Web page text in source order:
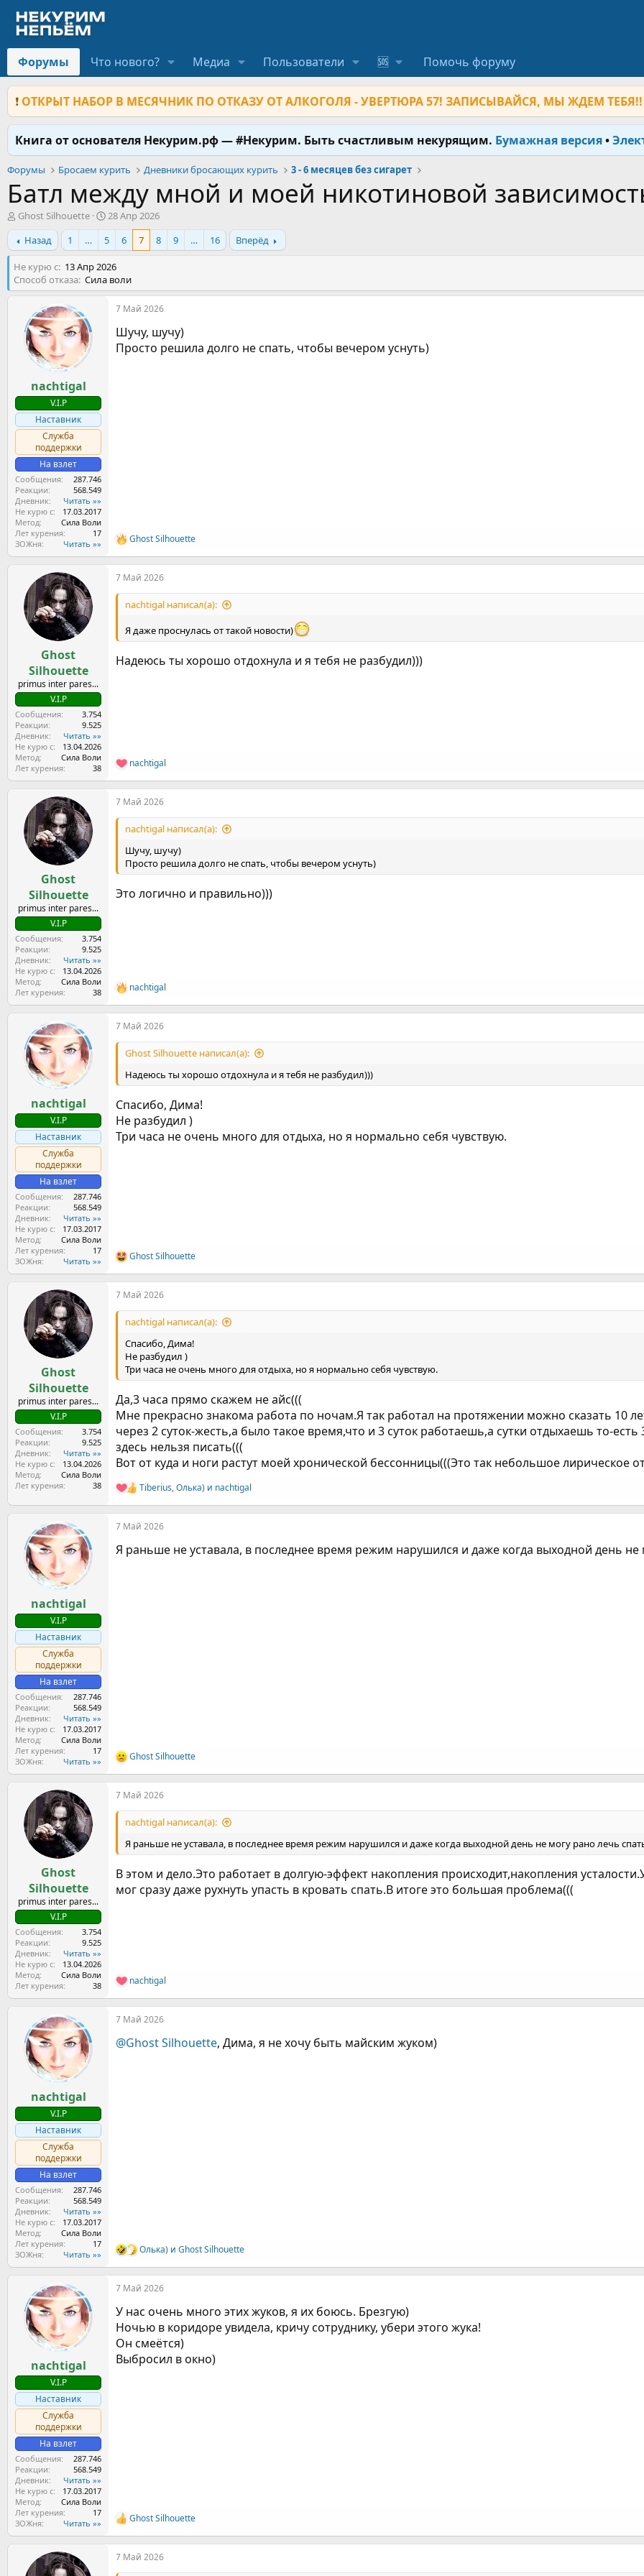
Форумы Что нового? Медиа Пользователи 🆘 Помочь форуму
❗ ОТКРЫТ НАБОР В МЕСЯЧНИК ПО ОТКАЗУ ОТ АЛКОГОЛЯ - УВЕРТЮРА 57! ЗАПИСЫВАЙСЯ, МЫ ЖДЕМ ТЕБЯ!!
Книга от основателя Некурим.рф — #Некурим. Быть счастливым некурящим. Бумажная версия•
Форумы Бросаем курить Дневники бросающих курить 3 - 6 месяцев без сигарет
Батл между мной и моей никотиновой
А
в
т
о
р
т
е
Ghost Silhouette
Д
а
т
а
н
а
ч
28 Апр 2026
Назад
1 … 5 6 7 8 9 … 16 Вперёд
Не курю с 13 Апр 2026
Способ отказа Сила воли
nachtigal
V.I.P
Наставник
Служба
поддержки
На взлет
Сообщения
287.746
Реакции
568.549
Дневник
Читать »»
Не курю с
17.03.2017
Метод
Сила Воли
Лет курения
17
ЗОЖня
Читать »»
7 Май 2026
Шучу, шучу)
Просто решила долго не спать, чтобы вечером уснуть)
Р
е
а
к
Ghost Silhouette
Ghost
Silhouette
primus inter pares...
V.I.P
Сообщения
3.754
Реакции
9.525
Дневник
Читать »»
Не курю с
13.04.2026
Метод
Сила Воли
Лет курения
38
7 Май 2026
nachtigal написал(а):
Я даже проснулась от такой новости)
Надеюсь ты хорошо отдохнула и я тебя не разбудил)))
Р
е
а
к
nachtigal
Ghost
Silhouette
primus inter pares...
V.I.P
Сообщения
3.754
Реакции
9.525
Дневник
Читать »»
Не курю с
13.04.2026
Метод
Сила Воли
Лет курения
38
7 Май 2026
nachtigal написал(а):
Шучу, шучу)
Просто решила долго не спать, чтобы вечером уснуть)
Это логично и правильно)))
Р
е
а
к
nachtigal
nachtigal
V.I.P
Наставник
Служба
поддержки
На взлет
Сообщения
287.746
Реакции
568.549
Дневник
Читать »»
Не курю с
17.03.2017
Метод
Сила Воли
Лет курения
17
ЗОЖня
Читать »»
7 Май 2026
Ghost Silhouette написал(а):
Надеюсь ты хорошо отдохнула и я тебя не разбудил)))
Спасибо, Дима!
Не разбудил )
Три часа не очень много для отдыха, но я нормально себя чувствую.
Р
е
а
к
Ghost Silhouette
Ghost
Silhouette
primus inter pares...
V.I.P
Сообщения
3.754
Реакции
9.525
Дневник
Читать »»
Не курю с
13.04.2026
Метод
Сила Воли
Лет курения
38
7 Май 2026
nachtigal написал(а):
Спасибо, Дима!
Не разбудил )
Три часа не очень много для отдыха, но я нормально себя чувствую.
Да,3 часа прямо скажем не айс(((
Мне прекрасно знакома работа по ночам.Я так работал на протяжении можно сказать 10
через 2 суток-жесть,а было такое время,что и 3 суток работаешь,а сутки отдыхаешь то-
здесь нельзя писать(((
Вот от куда и ноги растут моей хронической бессонницы(((Это так небольшое лирическое
Р
е
а
к
и
Tiberius,Олька) и nachtigal
nachtigal
V.I.P
Наставник
Служба
поддержки
На взлет
Сообщения
287.746
Реакции
568.549
Дневник
Читать »»
Не курю с
17.03.2017
Метод
Сила Воли
Лет курения
17
ЗОЖня
Читать »»
7 Май 2026
Я раньше не уставала, в последнее время режим нарушился и даже когда выходной день не
Р
е
а
к
Ghost Silhouette
Ghost
Silhouette
primus inter pares...
V.I.P
Сообщения
3.754
Реакции
9.525
Дневник
Читать »»
Не курю с
13.04.2026
Метод
Сила Воли
Лет курения
38
7 Май 2026
nachtigal написал(а):
Я раньше не уставала, в последнее время режим нарушился и даже когда выходной день не могу рано лечь
В этом и дело.Это работает в долгую-эффект накопления происходит,накопления
мог сразу даже рухнуть упасть в кровать спать.В итоге это большая проблема(((
Р
е
а
к
и
nachtigal
nachtigal
V.I.P
Наставник
Служба
поддержки
На взлет
Сообщения
287.746
Реакции
568.549
Дневник
Читать »»
Не курю с
17.03.2017
Метод
Сила Воли
Лет курения
17
ЗОЖня
Читать »»
7 Май 2026
@Ghost Silhouette, Дима, я не хочу быть майским жуком)
Р
е
а
к
и
и
:
Олька) и Ghost Silhouette
nachtigal
V.I.P
Наставник
Служба
поддержки
На взлет
Сообщения
287.746
Реакции
568.549
Дневник
Читать »»
Не курю с
17.03.2017
Метод
Сила Воли
Лет курения
17
ЗОЖня
Читать »»
7 Май 2026
У нас очень много этих жуков, я их боюсь. Брезгую)
Ночью в коридоре увидела, кричу сотруднику, убери этого жука!
Он смеётся)
Выбросил в окно)
Р
е
а
к
Ghost Silhouette
7 Май 2026